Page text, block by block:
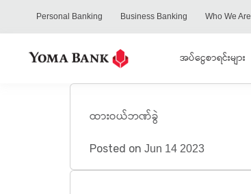
Personal Banking Business Banking Who We Are
အပ်ငွေစာရင်းများ
ထားဝယ်ဘဏ်ခွဲ
Posted on Jun 14 2023